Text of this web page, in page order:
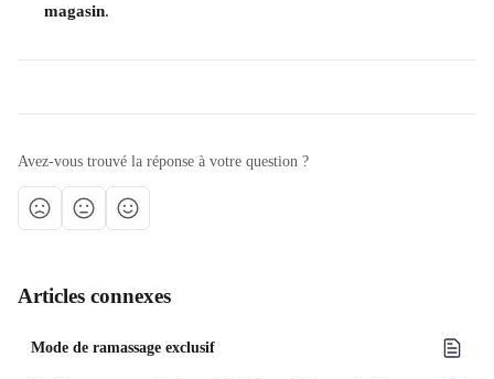
magasin.
Avez-vous trouvé la réponse à votre question ?
Articles connexes
Mode de ramassage exclusif